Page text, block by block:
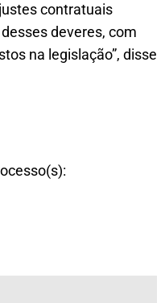
contratuais
deveres, com
na legislação”, disse